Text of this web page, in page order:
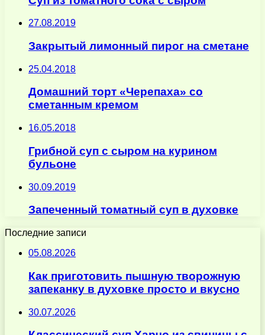
27.08.2019
Закрытый лимонный пирог на сметане
25.04.2018
Домашний торт «Черепаха» со
сметанным кремом
16.05.2018
Грибной суп с сыром на курином
бульоне
30.09.2019
Запеченный томатный суп в духовке
Последние записи
05.08.2026
Как приготовить пышную творожную
запеканку в духовке просто и вкусно
30.07.2026